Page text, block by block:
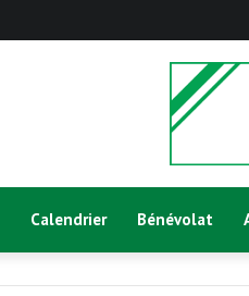
Calendrier Bénévolat